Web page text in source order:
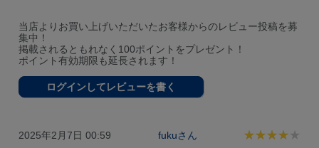
当店よりお買い上げいただいたお客様からのレビュー投稿を募
集中！
掲載されるともれなく100ポイントをプレゼント！
ポイント有効期限も延長されます！
ログインしてレビューを書く
2025年2月7日 00:59 fukuさん